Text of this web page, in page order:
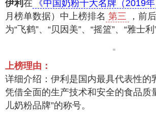
伊利 在 《中国奶粉十大名牌（2019年
月榜单数据）中上榜排名 第三
，前
为“飞鹤”、“贝因美”、“摇篮”、“雅士利”
上榜理由：
详细介绍：伊利是国内最具代表性的
凭借全面的生产技术和安全的食品质
儿奶粉品牌”的称号。